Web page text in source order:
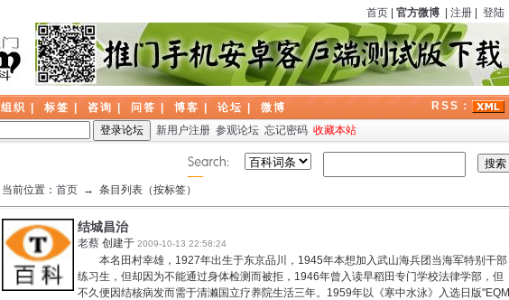
首页 官方微博 注册 登陆
组织 标签 咨询 问答 博客 论坛 微博
RSS：
新用户注册 参观论坛 忘记密码 收藏本站
当前位置： 首页 → 条目列表（按标签）
结城昌治
老蔡 创建于 2009-10-13 22:58:24
本名田村幸雄，1927年出生于东京品川，1945年本想加入武山海兵团当海军特别干部
练习生，但却因为不能通过身体检测而被拒，1946年曾入读早稻田专门学校法律学部，但
不久便因结核病发而需于清濑国立疗养院生活三年。1959年以《寒中水泳》入选日版"EQM